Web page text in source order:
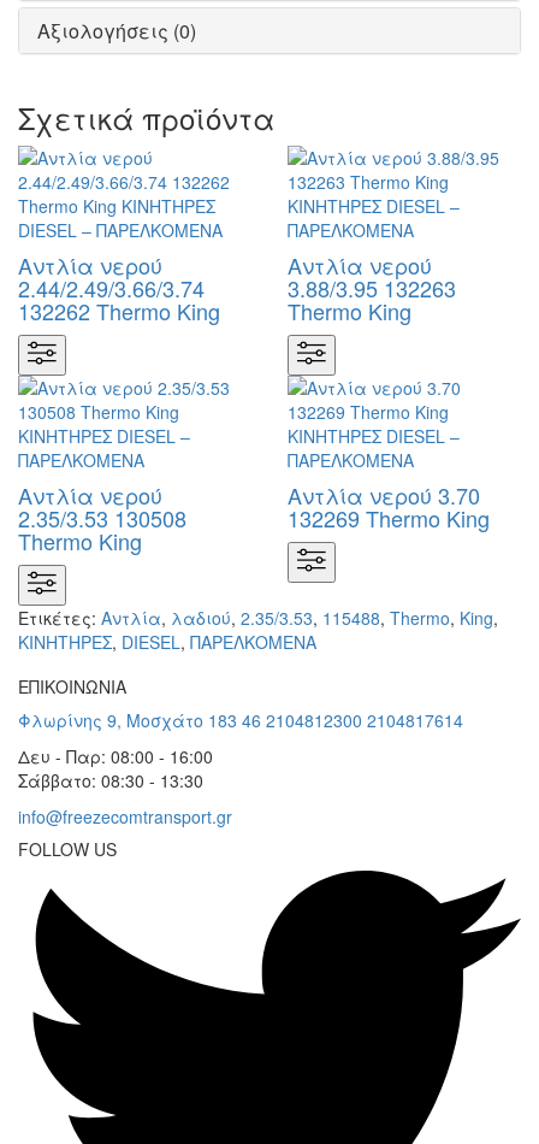
Αξιολογήσεις (0)
Σχετικά προϊόντα
Αντλία νερού
2.44/2.49/3.66/3.74
132262 Thermo King
Αντλία νερού
3.88/3.95 132263
Thermo King
Αντλία νερού
2.35/3.53 130508
Thermo King
Αντλία νερού 3.70
132269 Thermo King
Ετικέτες: Αντλία, λαδιού, 2.35/3.53, 115488, Thermo, King,
KΙΝΗΤΗΡΕΣ, DIESEL, ΠΑΡΕΛΚΟΜΕΝΑ
ΕΠΙΚΟΙΝΩΝΙΑ
Φλωρίνης 9, Μοσχάτο 183 46 2104812300 2104817614
Δευ - Παρ: 08:00 - 16:00
Σάββατο: 08:30 - 13:30
info@freezecomtransport.gr
FOLLOW US